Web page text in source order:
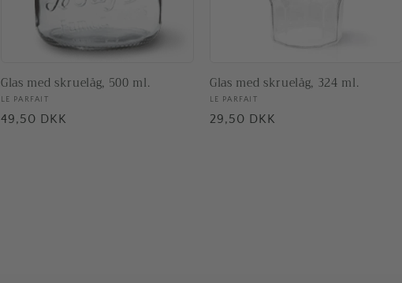
Glas med skruelåg, 500 ml.
Forhandler:
LE PARFAIT
Normalpris
49,50 DKK
Glas med skruelåg, 324 ml.
Forhandler:
LE PARFAIT
Normalpris
29,50 DKK